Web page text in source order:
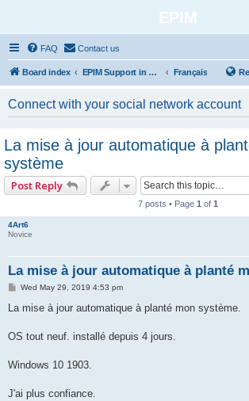
EPIM
FAQ Contact us
Board index EPIM Support in Different Languages Français
Connect with your social network account
La mise à jour automatique à
système
Post Reply
7 posts • Page 1 of 1
4Art6
Novice
La mise à jour automatique à planté
P
s
Wed May 29, 2019 4:53 pm
La mise à jour automatique à planté mon système.
OS tout neuf. installé depuis 4 jours.
Windows 10 1903.
J'ai plus confiance.